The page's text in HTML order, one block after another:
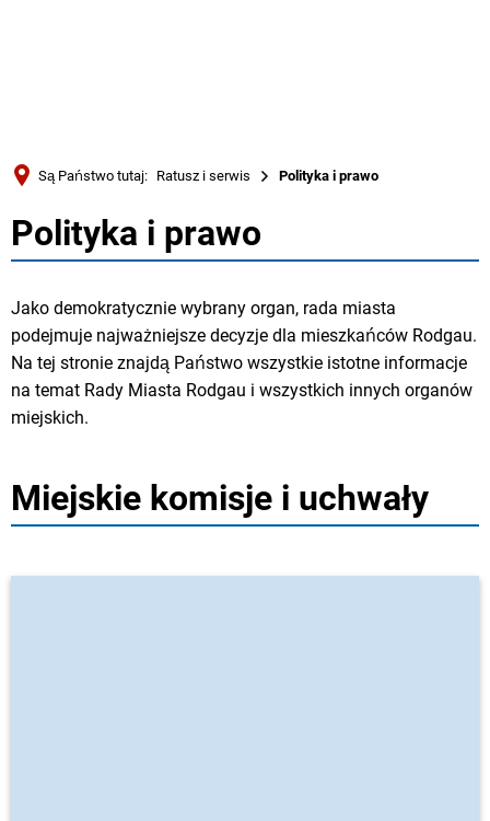
Български
Deutsch
Są Państwo tutaj: Ratusz i serwis Polityka i prawo
Polityka
prawo
Polityka i prawo
Jako demokratycznie wybrany organ, rada miasta
podejmuje najważniejsze decyzje dla mieszkańców Rodgau.
Na tej stronie znajdą Państwo wszystkie istotne informacje
na temat Rady Miasta Rodgau i wszystkich innych organów
miejskich.
Miejskie komisje i uchwały